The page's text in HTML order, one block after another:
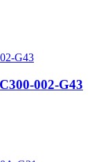
002-G43